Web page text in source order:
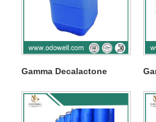
Gamma Decalactone